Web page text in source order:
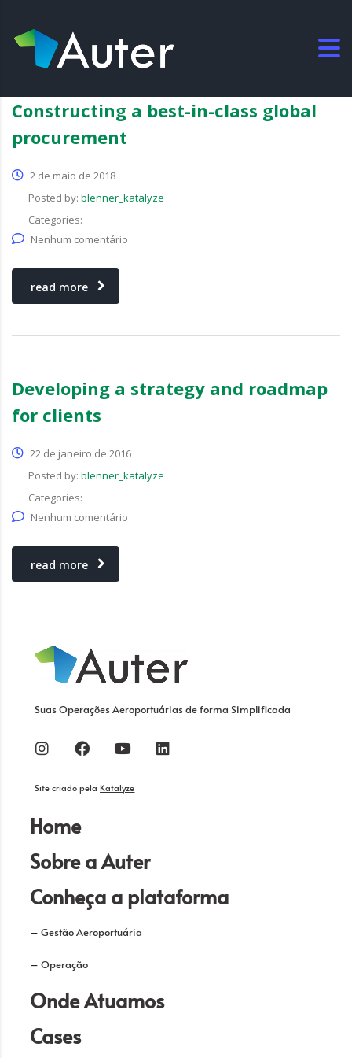
Constructing a best-in-class global
procurement
2 de maio de 2018
Posted by: blenner_katalyze
Categories:
Nenhum comentário
read more
Developing a strategy and roadmap
for clients
22 de janeiro de 2016
Posted by: blenner_katalyze
Categories:
Nenhum comentário
read more
Suas Operações Aeroportuárias de forma Simplificada
Site criado pelaKatalyze
Home
Sobre a Auter
Conheça a plataforma
– Gestão Aeroportuária
– Operação
Onde Atuamos
Cases